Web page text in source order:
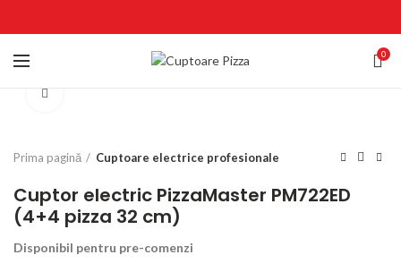
0
Prima pagină Cuptoare electrice profesionale
Cuptor electric PizzaMaster PM722ED
(4+4 pizza 32 cm)
Disponibil pentru pre-comenzi